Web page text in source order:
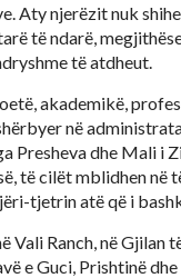
Aty njerëzit nuk
të ndarë,
të atdheut.
akademikë,
në
Presheva dhe Mali i
të cilët mblidhen në
tjetrin atë që i
Vali Ranch, në
e Guci, Prishtinë